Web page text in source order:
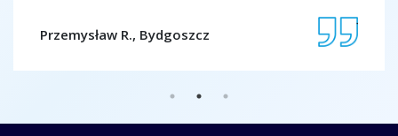
Przemysław R., Bydgoszcz